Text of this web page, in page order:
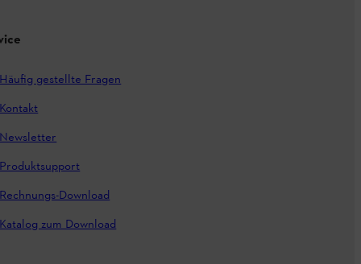
Häufig gestellte Fragen
Kontakt
Newsletter
Produktsupport
Rechnungs-Download
Katalog zum Download